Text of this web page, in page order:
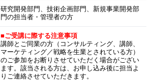
研究開発部門、技術企画部門、新規事業開発部
門の担当者・管理者の方
■ご受講に際する注意事項
講師とご同業の方（コンサルティング、講師、
マーケティング／戦略を生業とされている方）
のご参加をお断りさせていただく場合がござい
ます。該当される方は、お申し込み後に担当よ
りご連絡させていただきます。